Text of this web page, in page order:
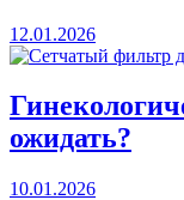
12.01.2026
ожидать?
10.01.2026